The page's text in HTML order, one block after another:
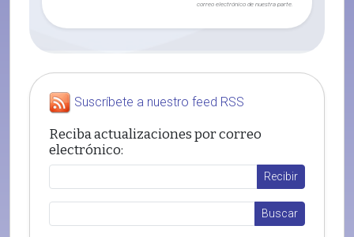
correo electrónico de nuestra parte.
Suscríbete a nuestro feed RSS
Reciba actualizaciones por correo
electrónico: